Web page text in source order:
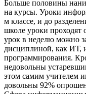
Больше половины
на курсы. Уроки
м классе, и до
школе уроки проходят
урок в неделю можно
дисциплиной, как ИТ,
программирования.
недовольны
этом самим учителем
довольны 92%